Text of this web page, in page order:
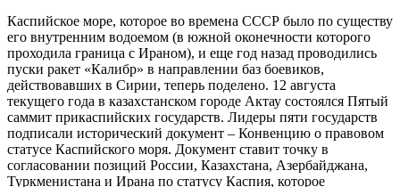
Каспийское море, которое во времена СССР было по существу
его внутренним водоемом (в южной оконечности которого
проходила граница с Ираном), и еще год назад проводились
пуски ракет «Калибр» в направлении баз боевиков,
действовавших в Сирии, теперь поделено. 12 августа
текущего года в казахстанском городе Актау состоялся Пятый
саммит прикаспийских государств. Лидеры пяти государств
подписали исторический документ – Конвенцию о правовом
статусе Каспийского моря. Документ ставит точку в
согласовании позиций России, Казахстана, Азербайджана,
Туркменистана и Ирана по статусу Каспия, которое